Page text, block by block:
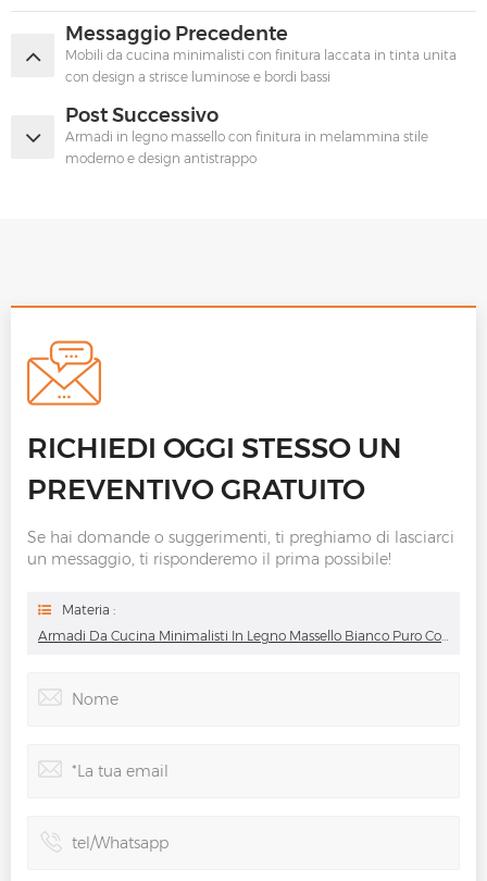
Messaggio Precedente
Mobili da cucina minimalisti con finitura laccata in tinta unita
con design a strisce luminose e bordi bassi
Post Successivo
Armadi in legno massello con finitura in melammina stile
moderno e design antistrappo
RICHIEDI OGGI STESSO UN
PREVENTIVO GRATUITO
Se hai domande o suggerimenti, ti preghiamo di lasciarci
un messaggio, ti risponderemo il prima possibile!
Materia :
Armadi Da Cucina Minimalisti In Legno Massello Bianco Puro Con Disegni Di Isola Cucina Laterale